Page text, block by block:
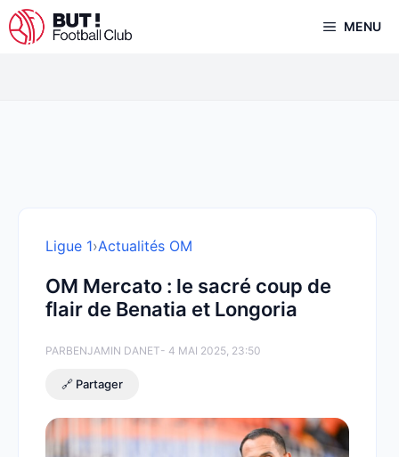
Aller
au
MENU
Ligue 1›Actualités OM
OM Mercato : le sacré coup de
flair de Benatia et Longoria
PARBENJAMIN DANET- 4 MAI 2025, 23:50
🔗 Partager